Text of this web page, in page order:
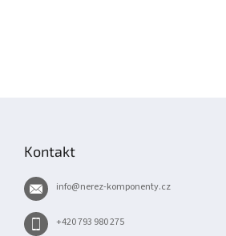
Kontakt
info@nerez-komponenty.cz
+420 793 980 275